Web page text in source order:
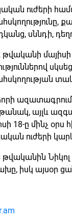
ուժերի
սննդի,
թվականի
տակ
այլև
18-ը մինչ
ուժերի
թվականին
իսկ այսօր